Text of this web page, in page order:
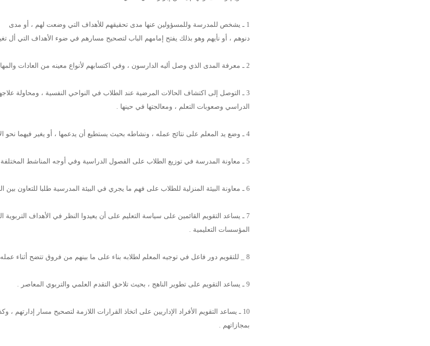
1 ـ يشخص للمدرسة وللمسؤولين عنها مدى تحقيقهم للأهداف التي وضعت لهم ، أو مدى
دنوهم ، أو نأيهم وهو بذلك يفتح إمامهم الباب لتصحيح مسارهم في ضوء الأهداف التي أل
2 ـ معرفة المدى الذي وصل أليه الدارسون ، وفي اكتسابهم لأنواع معينه من العادات والمهارات التي تكونت عندهم نتيجة ممارسة أنواع معينة من أوجه النشاط .
3 ـ التوصل إلى اكتشاف الحالات المرضية عند الطلاب في النواحي النفسية ، ومحاولة
الدراسي وصعوبات التعلم ، ومعالجتها في حينها .
4 ـ وضع يد المعلم على نتائج عمله ، ونشاطه بحيث يستطيع أن يدعمها ، أو يغير فيهما نحو الأفضل سواء في طريق التدريس ، أو أساليب التعامل مع الطلاب .
5 ـ معاونة المدرسة في توزيع الطلاب على الفصول الدراسية وفي أوجه المناشط المختلفة التي تناسبهم ن وتوجيههم في اختبار ما يدرسونه ، وما يمارسونه .
6 ـ معاونة البيئة المنزلية للطلاب على فهم ما يجري في البيئة المدرسية طلبا للتعاون بين المدرسة ، والبيت لتحسين نتائج الطالب العلمية .
7 ـ يساعد التقويم القائمين على سياسة التعليم على أن يعيدوا النظر في الأهداف
المؤسسات التعليمية .
8 _ للتقويم دور فاعل في توجيه المعلم لطلابه بناء على ما بينهم من فروق تتضح أثناء عمله معهم .
9 ـ يساعد التقويم على تطوير الناهج ، بحيث تلاحق التقدم العلمي والتربوي المعاصر .
10 ـ يساعد التقويم الأفراد الإداريين على اتخاذ القرارات اللازمة لتصحيح مسار إدارتهم
بمجازاتهم .